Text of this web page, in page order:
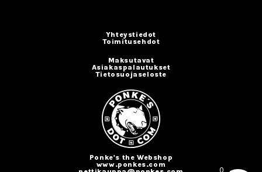
Yhteystiedot
Toimitusehdot
Maksutavat
Asiakaspalautukset
Tietosuojaseloste
Ponke's the Webshop
www.ponkes.com
0